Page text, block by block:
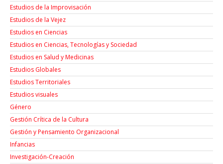
Estudios de la Improvisación
Estudios de la Vejez
Estudios en Ciencias
Estudios en Ciencias, Tecnologías y Sociedad
Estudios en Salud y Medicinas
Estudios Globales
Estudios Territoriales
Estudios visuales
Género
Gestión Crítica de la Cultura
Gestión y Pensamiento Organizacional
Infancias
Investigación-Creación